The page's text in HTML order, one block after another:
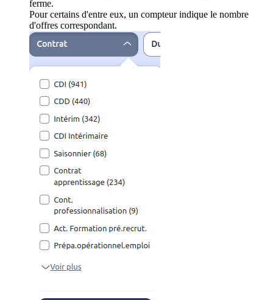
ferme.
Pour certains d'entre eux, un compteur indique le nombre
d'offres correspondant.